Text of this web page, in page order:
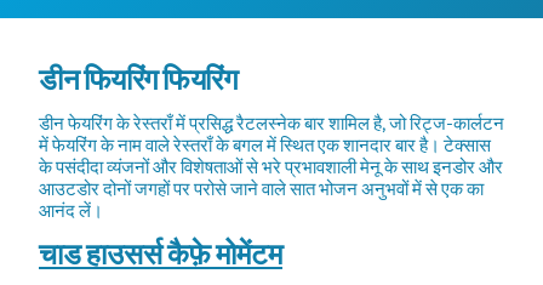
डीन फियरिंग फियरिंग
डीन फेयरिंग के रेस्तराँ में प्रसिद्ध रैटलस्नेक बार शामिल है, जो रिट्ज-कार्लटन
में फेयरिंग के नाम वाले रेस्तराँ के बगल में स्थित एक शानदार बार है। टेक्सास
के पसंदीदा व्यंजनों और विशेषताओं से भरे प्रभावशाली मेनू के साथ इनडोर और
आउटडोर दोनों जगहों पर परोसे जाने वाले सात भोजन अनुभवों में से एक का
आनंद लें।
चाड हाउसर्स कैफ़े मोमेंटम